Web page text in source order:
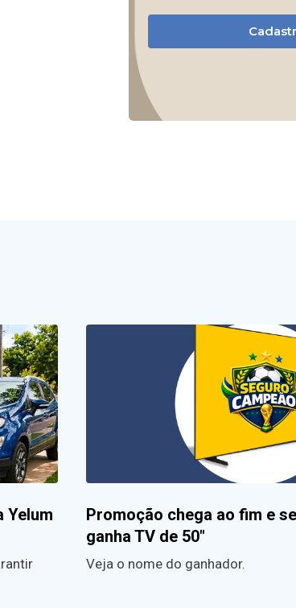
Yelum
Promoção chega ao fim e
ganha TV de 50″
Veja o nome do ganhador.